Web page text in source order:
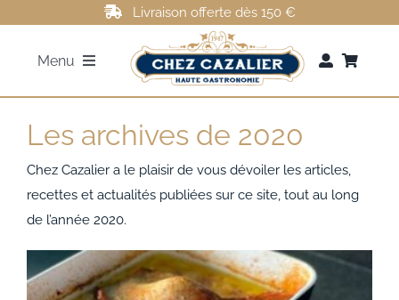
contenu
Livraison offerte dès 150 €
Menu
ROTI DE CANARD
MAGRETS DE CANARD
CONFITS DE CANARD
Les archives de 2020
Chez Cazalier a le plaisir de vous dévoiler les articles,
recettes et actualités publiées sur ce site, tout au long
de l’année 2020.